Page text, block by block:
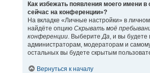
Как избежать появления моего имени в
сейчас на конференции»?
На вкладке «Личные настройки» в
найдёте опцию Скрывать моё
конференции. ВыберитеДа, и вы будете
администраторам, модераторам и
остальных вы будете скрытым
Вернуться к началу